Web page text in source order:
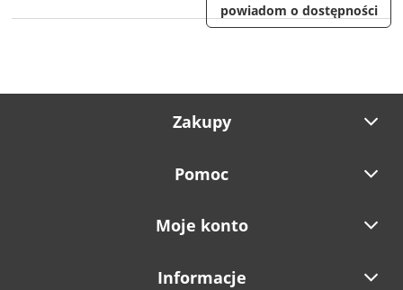
powiadom o dostępności
Zakupy
Pomoc
Moje konto
Informacje